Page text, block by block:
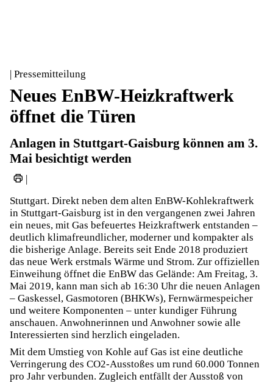
| Pressemitteilung
Neues EnBW-Heizkraftwerk
öffnet die Türen
Anlagen in Stuttgart-Gaisburg können am 3.
Mai besichtigt werden
|
Stuttgart. Direkt neben dem alten EnBW-Kohlekraftwerk
in Stuttgart-Gaisburg ist in den vergangenen zwei Jahren
ein neues, mit Gas befeuertes Heizkraftwerk entstanden –
deutlich klimafreundlicher, moderner und kompakter als
die bisherige Anlage. Bereits seit Ende 2018 produziert
das neue Werk erstmals Wärme und Strom. Zur offiziellen
Einweihung öffnet die EnBW das Gelände: Am Freitag, 3.
Mai 2019, kann man sich ab 16:30 Uhr die neuen Anlagen
– Gaskessel, Gasmotoren (BHKWs), Fernwärmespeicher
und weitere Komponenten – unter kundiger Führung
anschauen. Anwohnerinnen und Anwohner sowie alle
Interessierten sind herzlich eingeladen.
Mit dem Umstieg von Kohle auf Gas ist eine deutliche
Verringerung des CO2-Ausstoßes um rund 60.000 Tonnen
pro Jahr verbunden. Zugleich entfällt der Ausstoß von